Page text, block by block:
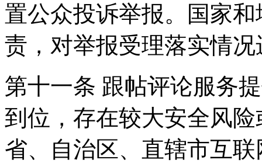
置公众投诉举报。国家
责，对举报受理落实情
第十一条 跟帖评论服务
到位，存在较大安全风
省、自治区、直辖市互